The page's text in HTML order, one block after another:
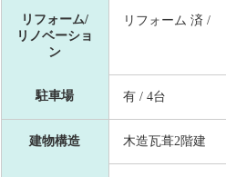
リフォーム/
リノベーショ
ン
リフォーム 済 /
駐車場 有 / 4台
建物構造 木造瓦葺2階建